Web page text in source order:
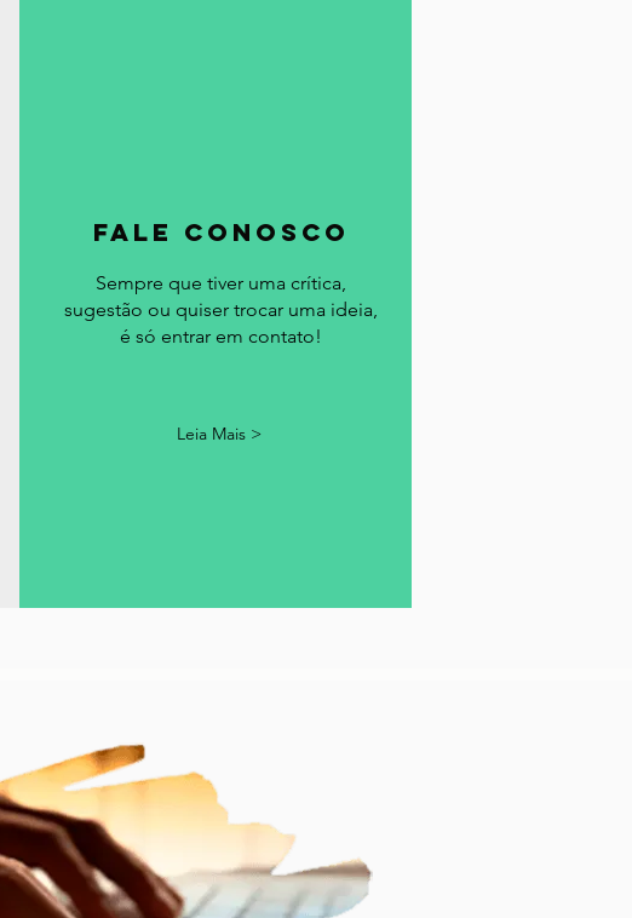
fale conosco
Sempre que tiver uma crítica,
sugestão ou quiser trocar uma ideia,
é só entrar em contato!
Leia Mais >